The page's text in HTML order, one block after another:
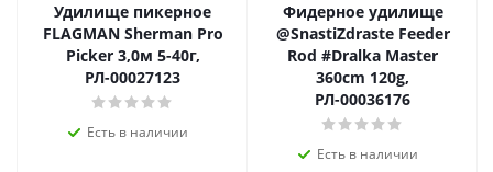
Удилище пикерное
FLAGMAN Sherman Pro
Picker 3,0м 5-40г,
РЛ-00027123
Есть в наличии
Фидерное удилище
@SnastiZdraste Feeder
Rod #Dralka Master
360cm 120g,
РЛ-00036176
Есть в наличии